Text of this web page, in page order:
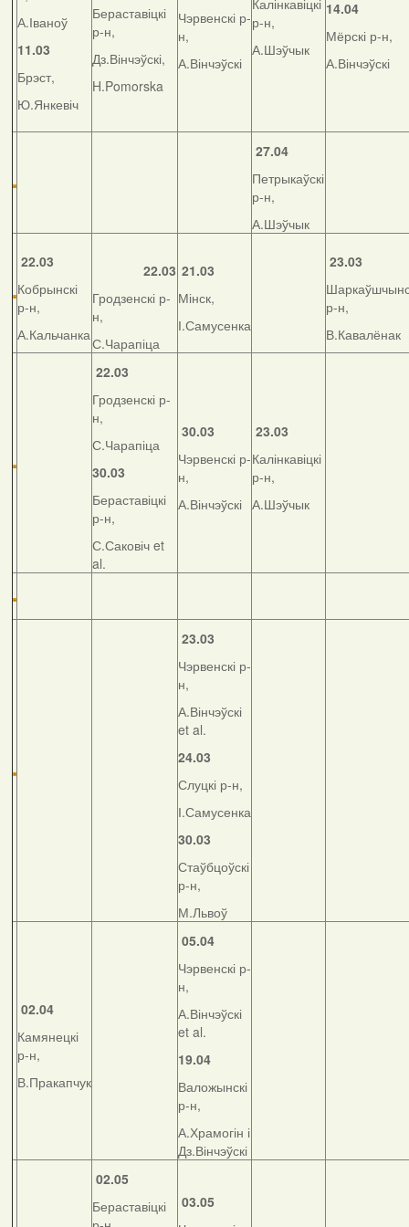
А.Іваноў
11.03
Брэст,
Ю.Янкевіч
Бераставіцкі
р-н,
Дз.Вінчэўскі,
H.Pomorska
Чэрвенскі р-
н,
А.Вінчэўскі
Калінкавіцкі
р-н,
А.Шэўчык
14.04
Мёрскі р-н,
А.Вінчэўскі
27.04
Петрыкаўскі
р-н,
А.Шэўчык
22.03
Кобрынскі
р-н,
А.Кальчанка
22.03
Гродзенскі р-
н,
С.Чарапіца
21.03
Мінск,
І.Самусенка
23.03
р-н,
В.Кавалёнак
22.03
Гродзенскі р-
н,
С.Чарапіца
30.03
Бераставіцкі
р-н,
С.Саковіч et
al.
30.03
Чэрвенскі р-
н,
А.Вінчэўскі
23.03
Калінкавіцкі
р-н,
А.Шэўчык
23.03
Чэрвенскі р-
н,
А.Вінчэўскі
et al.
24.03
Слуцкі р-н,
І.Самусенка
30.03
Стаўбцоўскі
р-н,
М.Львоў
02.04
Камянецкі
р-н,
В.Пракапчук
05.04
Чэрвенскі р-
н,
А.Вінчэўскі
et al.
19.04
Валожынскі
р-н,
А.Храмогін і
Дз.Вінчэўскі
02.05
Бераставіцкі
03.05